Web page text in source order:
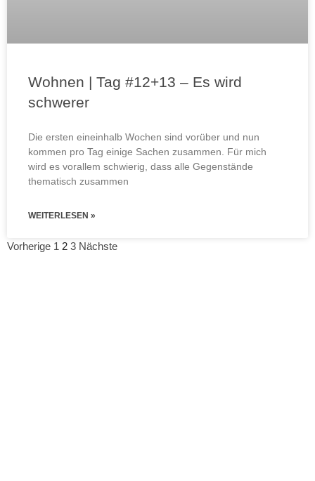
Wohnen | Tag #12+13 – Es wird
schwerer
Die ersten eineinhalb Wochen sind vorüber und nun
kommen pro Tag einige Sachen zusammen. Für mich
wird es vorallem schwierig, dass alle Gegenstände
thematisch zusammen
WEITERLESEN »
Vorherige 1 2 3 Nächste